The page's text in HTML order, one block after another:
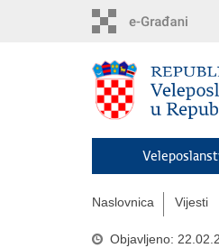
Naslovnica Vijesti
Objavljeno: